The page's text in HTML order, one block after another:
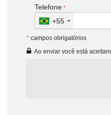
Telefone
+55
* campos obrigatórios
Ao enviar você está